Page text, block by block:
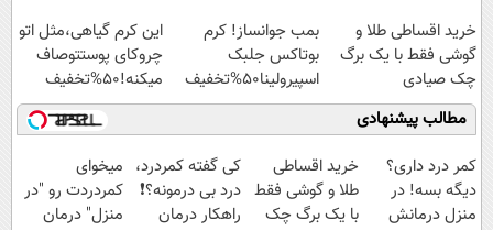
ویژه
خرید اقساطی طلا و
گوشی فقط با یک برگ
چک صیادی
بمب جوانساز! کرم
بوتاکس جلبک
اسپیرولینا50%تخفیف
این کرم گیاهی،مثل اتو
چروکای پوستتوصاف
میکنه!50%تخفیف
مطالب پیشنهادی
کمر درد داری؟
دیگه بسه! در
منزل درمانش
خرید اقساطی
طلا و گوشی فقط
با یک برگ چک
کی گفته کمردرد،
درد بی درمونه؟❗
راهکار درمان
میخوای
کمردردت رو "در
منزل" درمان